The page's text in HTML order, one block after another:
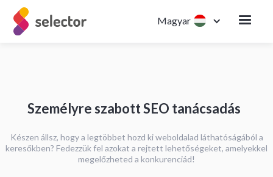
Magyar
Személyre szabott SEO tanácsadás
Készen állsz, hogy a legtöbbet hozd ki weboldalad láthatóságából a
keresőkben? Fedezzük fel azokat a rejtett lehetőségeket, amelyekkel
megelőzheted a konkurenciád!